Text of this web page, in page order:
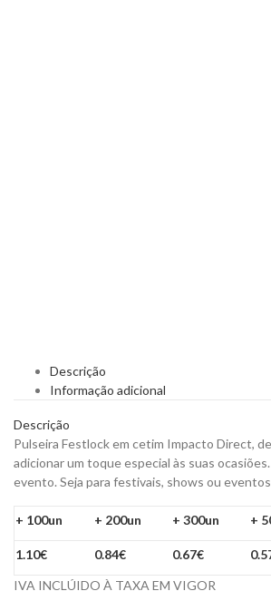
Descrição
Informação adicional
Descrição
Pulseira Festlock em cetim Impacto Direct,
adicionar um toque especial às suas
evento. Seja para festivais, shows ou
+ 100un + 200un + 300un +
1.10€ 0.84€ 0.67€
IVA INCLÚIDO À TAXA EM VIGOR